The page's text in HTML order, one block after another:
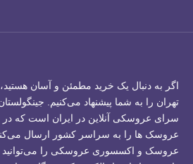
اگر به دنبال یک خرید مطمئن و آسان
تهران را به شما پیشنهاد می‌کنیم.
سرای عروسکی آنلاین در ایران است که در
عروسک ها را به سراسر کشور ارسال
عروسک و اکسسوری عروسکی را می‌توانید در